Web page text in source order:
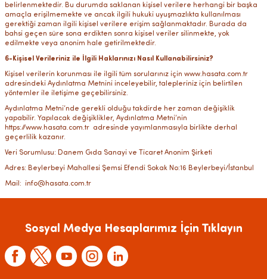
belirlenmektedir. Bu durumda saklanan kişisel verilere herhangi bir başka
amaçla erişilmemekte ve ancak ilgili hukuki uyuşmazlıkta kullanılması
gerektiği zaman ilgili kişisel verilere erişim sağlanmaktadır. Burada da
bahsi geçen süre sona erdikten sonra kişisel veriler silinmekte, yok
edilmekte veya anonim hale getirilmektedir.
6-Kişisel Verileriniz ile İlgili Haklarınızı Nasıl Kullanabilirsiniz?
Kişisel verilerin korunması ile ilgili tüm sorularınız için www.hasata.com.tr
adresindeki Aydınlatma Metnini inceleyebilir, talepleriniz için belirtilen
yöntemler ile iletişime geçebilirsiniz.
Aydınlatma Metni’nde gerekli olduğu takdirde her zaman değişiklik
yapabilir. Yapılacak değişiklikler, Aydınlatma Metni’nin
https://www.hasata.com.tr adresinde yayımlanmasıyla birlikte derhal
geçerlilik kazanır.
Veri Sorumlusu: Danem Gıda Sanayi ve Ticaret Anonim Şirketi
Adres: Beylerbeyi Mahallesi Şemsi Efendi Sokak No:16 Beylerbeyi/İstanbul
Mail: info@hasata.com.tr
Sosyal Medya Hesaplarımız İçin Tıklayın